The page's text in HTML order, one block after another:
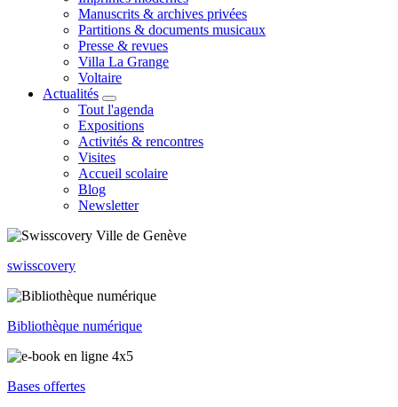
Manuscrits & archives privées
Partitions & documents musicaux
Presse & revues
Villa La Grange
Voltaire
Actualités
Tout l'agenda
Expositions
Activités & rencontres
Visites
Accueil scolaire
Blog
Newsletter
swisscovery
Bibliothèque numérique
Bases offertes